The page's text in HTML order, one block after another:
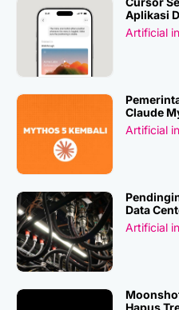
Aplikasi
Artificial
Claude
Artificial
Data
Artificial
Hapus